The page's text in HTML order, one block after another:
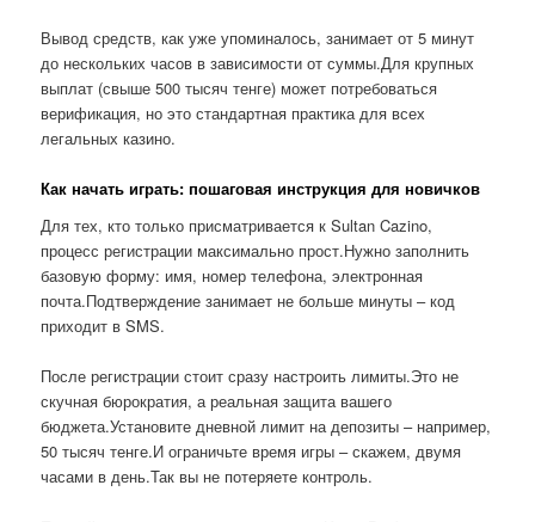
Вывод средств, как уже упоминалось, занимает от 5 минут
до нескольких часов в зависимости от суммы.Для крупных
выплат (свыше 500 тысяч тенге) может потребоваться
верификация, но это стандартная практика для всех
легальных казино.
Как начать играть: пошаговая инструкция для новичков
Для тех, кто только присматривается к Sultan Cazino,
процесс регистрации максимально прост.Нужно заполнить
базовую форму: имя, номер телефона, электронная
почта.Подтверждение занимает не больше минуты – код
приходит в SMS.
После регистрации стоит сразу настроить лимиты.Это не
скучная бюрократия, а реальная защита вашего
бюджета.Установите дневной лимит на депозиты – например,
50 тысяч тенге.И ограничьте время игры – скажем, двумя
часами в день.Так вы не потеряете контроль.